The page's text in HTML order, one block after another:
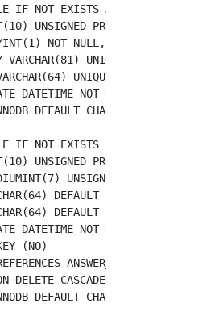
IF NOT EXISTS ANSWER_INFO_TBL (
UNSIGNED PRIMARY KEY
NOT NULL,
VARCHAR(81) UNIQUE NOT NULL,
UNIQUE NOT NULL ,
DATETIME NOT NULL DEFAULT
DEFAULT CHARSET=UTF8;
IF NOT EXISTS SCORE_INFO_TBL (
UNSIGNED PRIMARY KEY
UNSIGNED DEFAULT 0 NOT
DEFAULT '' NOT NULL,
DEFAULT '' NOT NULL,
DATETIME NOT NULL DEFAULT
(NO)
ANSWER_INFO_TBL(NO)
DELETE CASCADE
DEFAULT CHARSET=UTF8;